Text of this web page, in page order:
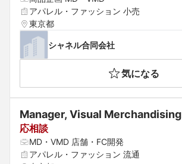
アパレル・ファッション 小売
東京都
シャネル合同会社
気になる
Manager, Visual Merchandising
応相談
MD・VMD 店舗・FC開発
アパレル・ファッション 流通